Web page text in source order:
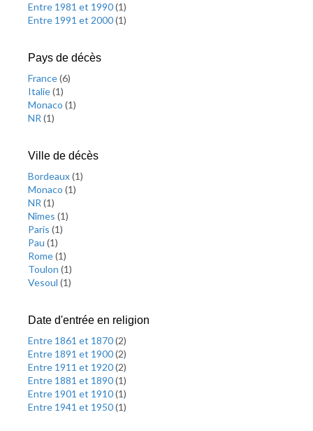
Entre 1981 et 1990(1)
Entre 1991 et 2000(1)
Pays de décès
France(6)
Italie(1)
Monaco (1)
NR (1)
Ville de décès
Bordeaux(1)
Monaco (1)
NR (1)
Nîmes (1)
Paris (1)
Pau (1)
Rome(1)
Toulon (1)
Vesoul (1)
Date d'entrée en religion
Entre 1861 et 1870(2)
Entre 1891 et 1900(2)
Entre 1911 et 1920(2)
Entre 1881 et 1890(1)
Entre 1901 et 1910(1)
Entre 1941 et 1950(1)